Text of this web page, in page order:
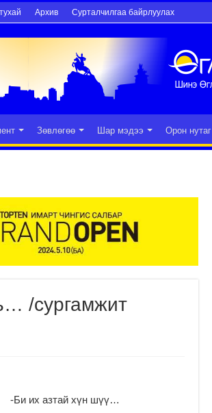
Архив Сурталчилгаа байрлуулах
Зөвлөгөө Шар мэдээ Орон нутаг
/сургамжит
-Би их азтай хүн шүү…